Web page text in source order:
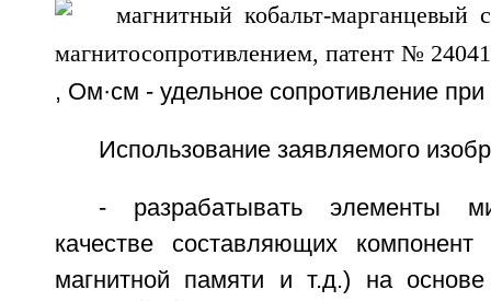
, Ом·см - удельное сопротивление при
Использование заявляемого
- разрабатывать элементы
качестве составляющих компонент
магнитной памяти и т.д.) на